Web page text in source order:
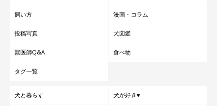
飼い方 漫画・コラム
投稿写真 犬図鑑
獣医師Q&A 食べ物
タグ一覧
犬と暮らす 犬が好き♥